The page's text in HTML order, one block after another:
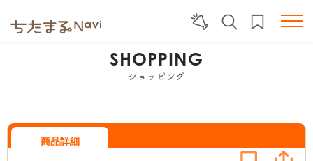
SHOPPING
ショッピング
商品詳細